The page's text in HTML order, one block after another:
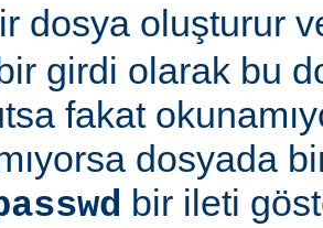
dosya oluşturur
girdi olarak bu
fakat
dosyada
bir ileti